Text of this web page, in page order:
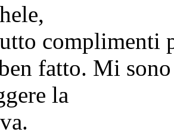
fatto. Mi
la